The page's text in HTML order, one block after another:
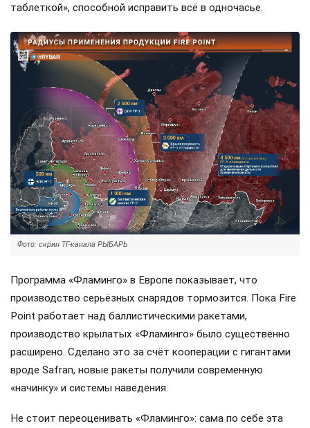
таблеткой», способной исправить всё в одночасье.
Фото: скрин ТГ-канала РЫБАРЬ
Программа «Фламинго» в Европе показывает, что
производство серьёзных снарядов тормозится. Пока Fire
Point работает над баллистическими ракетами,
производство крылатых «Фламинго» было существенно
расширено. Сделано это за счёт кооперации с гигантами
вроде Safran, новые ракеты получили современную
«начинку» и системы наведения.
Не стоит переоценивать «Фламинго»: сама по себе эта